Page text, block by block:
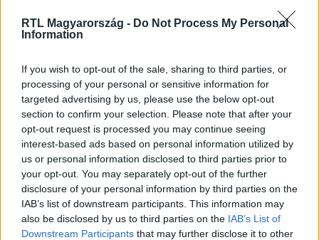
RTL Magyarország - Do Not Process My Personal
Information
If you wish to opt-out of the sale, sharing to third parties, or
processing of your personal or sensitive information for
targeted advertising by us, please use the below opt-out
section to confirm your selection. Please note that after your
opt-out request is processed you may continue seeing
interest-based ads based on personal information utilized by
us or personal information disclosed to third parties prior to
your opt-out. You may separately opt-out of the further
disclosure of your personal information by third parties on the
IAB’s list of downstream participants. This information may
also be disclosed by us to third parties on the IAB’s List of
Downstream Participants that may further disclose it to other
Kövess minket, és értesülj a friss hírekről a
Facebookon is!
Követem